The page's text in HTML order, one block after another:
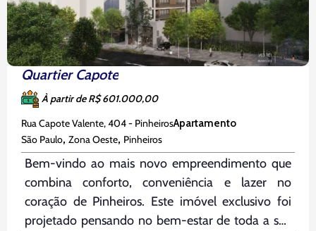
Quartier Capote
À partir de R$ 601.000,00
Rua Capote Valente, 404 - PinheirosApartamento
São Paulo, Zona Oeste, Pinheiros
Bem-vindo ao mais novo empreendimento que
combina conforto, conveniência e lazer no
coração de Pinheiros. Este imóvel exclusivo foi
projetado pensando no bem-estar de toda a sua